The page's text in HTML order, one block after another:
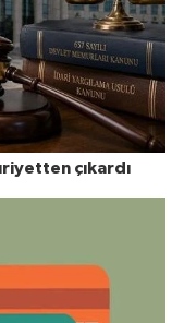
çıkardı